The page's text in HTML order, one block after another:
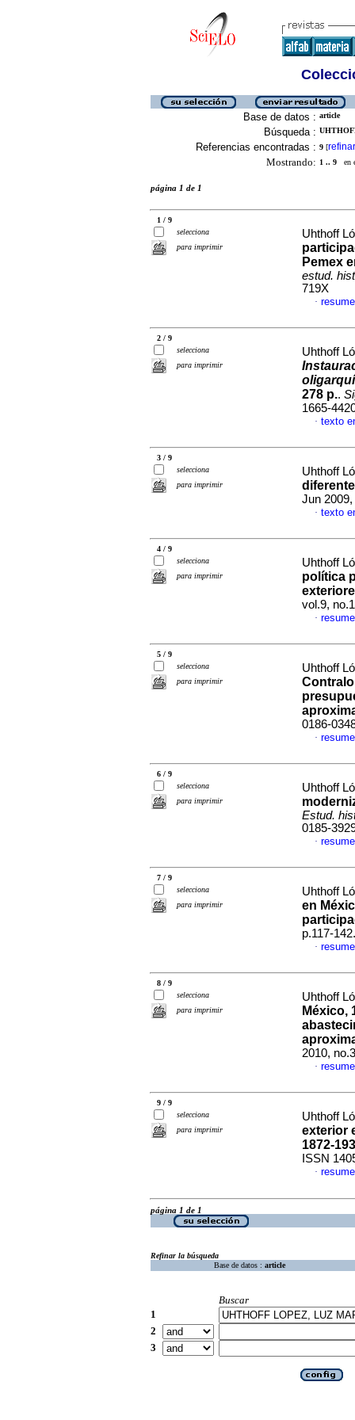
Base de datos : article
Búsqueda :
Referencias encontradas : 9 [refinar
Mostrando: 1 .. 9 en
página 1 de 1
1 / 9
selecciona
para imprimir
Uhthoff
Pemex
estud.
719X
·
2 / 9
selecciona
para imprimir
Uhthoff
278 p..
1665-
· texto
3 / 9
selecciona
para imprimir
Uhthoff
Jun
· texto
4 / 9
selecciona
para imprimir
Uhthoff
política
vol.9,
·
5 / 9
selecciona
para imprimir
Uhthoff
0186-
·
6 / 9
selecciona
para imprimir
Uhthoff
Estud.
0185-
·
7 / 9
selecciona
para imprimir
Uhthoff
en
p.117-
·
8 / 9
selecciona
para imprimir
Uhthoff
México,
2010,
·
9 / 9
selecciona
para imprimir
Uhthoff
exterior
1872-
ISSN
·
página 1 de 1
Refinar la búsqueda
Base de datos : article
Buscar
1
2
3